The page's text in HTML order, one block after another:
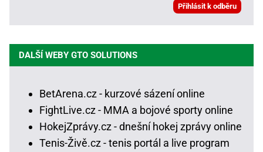
DALŠÍ WEBY GTO SOLUTIONS
BetArena.cz - kurzové sázení online
FightLive.cz - MMA a bojové sporty online
HokejZprávy.cz - dnešní hokej zprávy online
Tenis-Živě.cz - tenis portál a live program